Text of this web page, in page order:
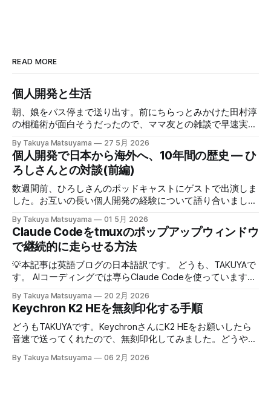
READ MORE
個人開発と生活
朝、娘をバス停まで送り出す。前にちらっとみかけた田村淳
の相槌術が面白そうだったので、ママ友との雑談で早速実践
で癖になっている批判的思考を完全オフにし、相槌に全神経
を注ぐ、というものだ。「へぇ」「うん」「うーん」「なる
ほど〜」と、相手の話にどんなバリエーションで返そうかと
いう所に集中する。騙されたと思って試してみて欲しいんだ
が、このお陰で相手の話がよく理解できて、自然なフォロー
アップの質問やリアクションが浮かぶようになる。こちらか
ら頑張って面白い話をひねり出す必要が無いので、気が楽に
なった。話の結論も何もいらなくて、「そうなんですね」
「いいですね」「ほんじゃお疲れ様です〜」みたいな感じで
締めくくる。反応に困ったらとりあえず「いいですね」まじ
で便利！男相手の会話でも有効。インタビューにも応用が利
きそうだ。 天気が悪くてだるいので、やる気が出るまで部
屋でレシートの撮影などの単純作業をして過ごした。レシー
トを撮ったら事務代行さんに投げる。そのうちAIに代替させ
たい。レシートは基本カフェばっかりである。 ユーザフォ
ーラムをチェックしたら、
By Takuya Matsuyama 27 5月 2026
個人開発で日本から海外へ、10年間の歴史 — ひ
ろしさんとの対談(前編)
数週間前、ひろしさんのポッドキャストにゲストで出演しま
した。お互いの長い個人開発の経験について語り合いまし
き起こしが出来たので、こちらに掲載します。お楽しみくだ
さい。 ※ギアアイコンをクリックして、音声と字幕を日本語
に変更できます。 00:00 イントロ:TAKUYAさんようこそ
01:32 TAKUYAさんの自己紹介:WalknoteからInkdropまで
04:54 独立への踏み切り方:慎重派と勢い派 06:51 個人開発
がフリーランス案件につながった 09:17 Inkdropで食えるよ
うになるまで 12:15 なぜ最初から海外市場を狙ったのか
14:54 AI登場前、英語コピーに苦戦した話 16:18 AIバイブコ
ーディング時代をどう見ているか 17:24 全てのコードを一行
ずつレビューする使い方 21:06 AIは新幹線:速さの先にあるも
の 25:53 AI時代に「感性」が大事になる 27:
By Takuya Matsuyama 01 5月 2026
Claude Codeをtmuxのポップアップウィンドウ
で継続的に走らせる方法
💡本記事は英語ブログの日本語訳です。 どうも、TAKUYAで
す。 AIコーディングでは専らClaude Codeを使っています。
いたのですが、幅が狭すぎてメッセージやdiffがまともに表
示できず、使いづらかったです。 <Prefix>+zでペインを最大
化すればいいのですが、毎回やるのは面倒でした。 そこ
で、ポップアップウィンドウでClaude Codeを起動するよう
てもバックグラウンドで動き続けるので、すぐに再開できま
By Takuya Matsuyama 20 2月 2026
Keychron K2 HEを無刻印化する手順
どうもTAKUYAです。KeychronさんにK2 HEをお願いしたら
音速で送ってくれたので、無刻印化してみました。どうやっ
す。これは３年間ぐらい使ってきました。キーキャップが若
By Takuya Matsuyama 06 2月 2026